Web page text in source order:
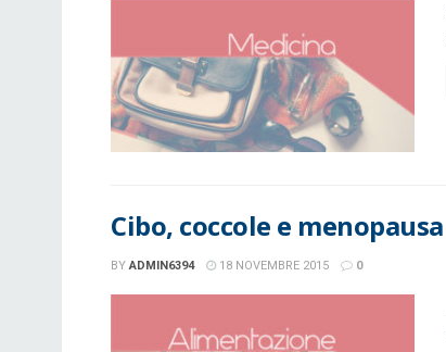
Cibo, coccole e menopausa
BY ADMIN6394 18 NOVEMBRE 2015 0